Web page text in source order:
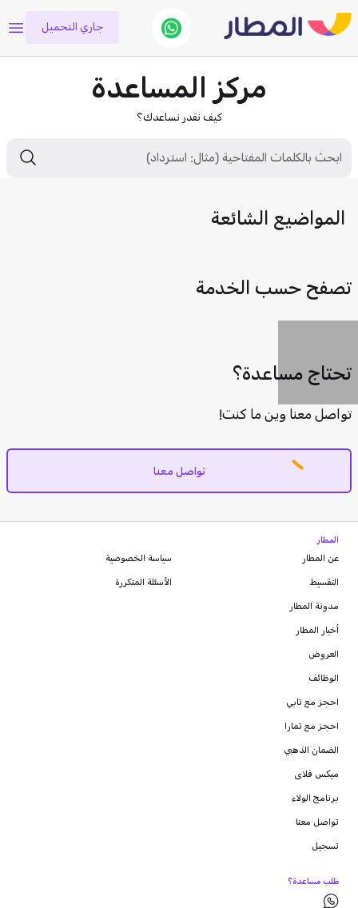
جاري التحميل
مركز المساعدة
كيف نقدر نساعدك؟
المواضيع الشائعة
تصفح حسب الخدمة
تحتاج مساعدة؟
تواصل معنا وين ما كنت!
تواصل معنا
المطار
عن المطار
التقسيط
مدونة المطار
أخبار المطار
العروض
الوظائف
احجز مع تابي
احجز مع تمارا
الضمان الذهبي
ميكس فلاى
برنامج الولاء
سياسة الخصوصية
الأسئلة المتكررة
تواصل معنا
تسجيل
طلب مساعدة؟